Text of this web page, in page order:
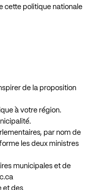
cette politique nationale
de la proposition
à votre région.
par nom de
les deux ministres
municipales et de
et des